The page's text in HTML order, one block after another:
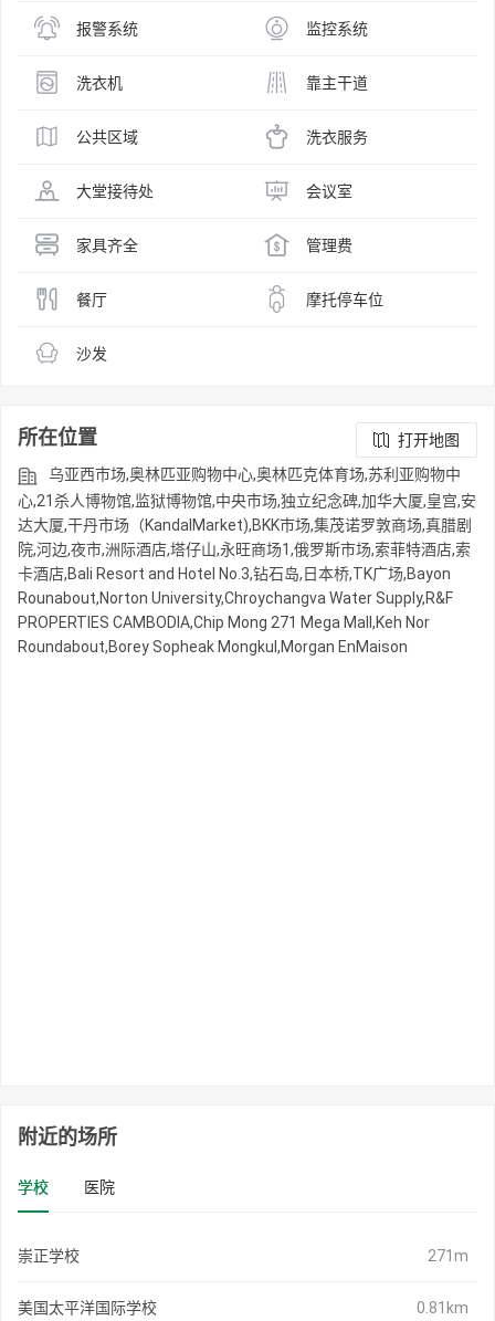
报警系统 监控系统
洗衣机 靠主干道
公共区域 洗衣服务
大堂接待处 会议室
家具齐全 管理费
餐厅 摩托停车位
沙发
所在位置
打开地图
乌亚西市场,奥林匹亚购物中心,奥林匹克体育场,苏利亚购物中
心,21杀人博物馆,监狱博物馆,中央市场,独立纪念碑,加华大厦,皇宫,安
达大厦,干丹市场（KandalMarket),BKK市场,集茂诺罗敦商场,真腊剧
院,河边,夜市,洲际酒店,塔仔山,永旺商场1,俄罗斯市场,索菲特酒店,索
卡酒店,Bali Resort and Hotel No.3,钻石岛,日本桥,TK广场,Bayon
Rounabout,Norton University,Chroychangva Water Supply,R&F
PROPERTIES CAMBODIA,Chip Mong 271 Mega Mall,Keh Nor
Roundabout,Borey Sopheak Mongkul,Morgan EnMaison
附近的场所
学校 医院
崇正学校 271m
美国太平洋国际学校 0.81km